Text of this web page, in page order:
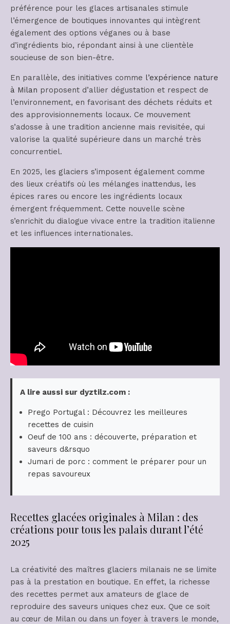
préférence pour les glaces artisanales stimule
l’émergence de boutiques innovantes qui intègrent
également des options véganes ou à base
d’ingrédients bio, répondant ainsi à une clientèle
soucieuse de son bien-être.
En parallèle, des initiatives comme l’expérience nature
à Milan proposent d’allier dégustation et respect de
l’environnement, en favorisant des déchets réduits et
des approvisionnements locaux. Ce mouvement
s’adosse à une tradition ancienne mais revisitée, qui
valorise la qualité supérieure dans un marché très
concurrentiel.
En 2025, les glaciers s’imposent également comme
des lieux créatifs où les mélanges inattendus, les
épices rares ou encore les ingrédients locaux
émergent fréquemment. Cette nouvelle scène
s’enrichit du dialogue vivace entre la tradition italienne
et les influences internationales.
A lire aussi sur dyztilz.com :
Prego Portugal : Découvrez les meilleures
recettes de cuisin
Oeuf de 100 ans : découverte, préparation et
saveurs d&rsquo
Jumari de porc : comment le préparer pour un
repas savoureux
Recettes glacées originales à Milan : des
créations pour tous les palais durant l’été
2025
La créativité des maîtres glaciers milanais ne se limite
pas à la prestation en boutique. En effet, la richesse
des recettes permet aux amateurs de glace de
reproduire des saveurs uniques chez eux. Que ce soit
au cœur de Milan ou dans un foyer à travers le monde,